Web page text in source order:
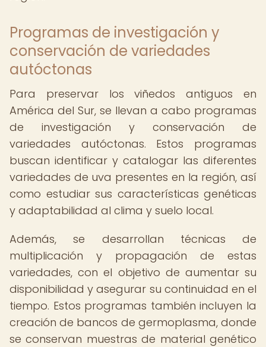
Programas de investigación y
conservación de variedades
autóctonas
Para preservar los viñedos antiguos en
América del Sur, se llevan a cabo programas
de investigación y conservación de
variedades autóctonas. Estos programas
buscan identificar y catalogar las diferentes
variedades de uva presentes en la región, así
como estudiar sus características genéticas
y adaptabilidad al clima y suelo local.
Además, se desarrollan técnicas de
multiplicación y propagación de estas
variedades, con el objetivo de aumentar su
disponibilidad y asegurar su continuidad en el
tiempo. Estos programas también incluyen la
creación de bancos de germoplasma, donde
se conservan muestras de material genético